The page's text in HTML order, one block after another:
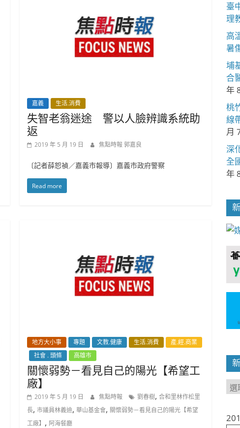
嘉義 生活.消費
失智老翁迷途 警以人臉辨識系統助
返
2019 年 5 月 19 日 焦點時報 郭嘉良
〔記者薛恕禎／嘉義市報導〕嘉義市政府警察
Read more
地方大小事 專題 文教.健康 生活.消費
產.經.商業
社會 . 頭條
高雄市
關懷弱勢－看見自己的陽光【希望工
廠】
2019 年 5 月 19 日 焦點時報 劉春樹,合和里林作松里
長,市議員林義迪,華山基金會, 關懷弱勢－看見自己的陽光【希望
工廠】 , 阿海餐廳
臺
理
高
暑
埔
合
年
桃
線
月
深
全
年
新
類